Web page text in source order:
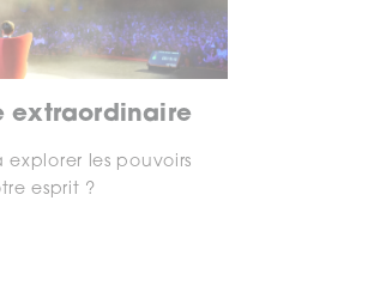
extraordinaire
explorer les pouvoirs
esprit ?